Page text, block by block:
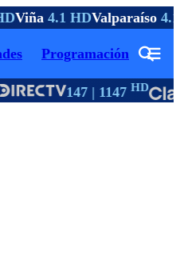
Viña4.1 HDValparaíso4.1
Programación
147 | 1147HD